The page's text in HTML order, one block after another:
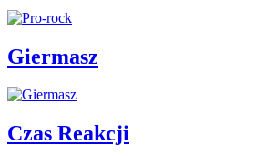
Giermasz
Czas Reakcji